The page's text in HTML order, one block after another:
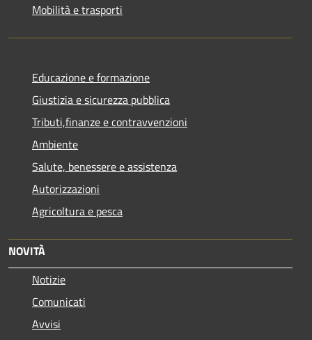
Mobilità e trasporti
Educazione e formazione
Giustizia e sicurezza pubblica
Tributi,finanze e contravvenzioni
Ambiente
Salute, benessere e assistenza
Autorizzazioni
Agricoltura e pesca
NOVITÀ
Notizie
Comunicati
Avvisi